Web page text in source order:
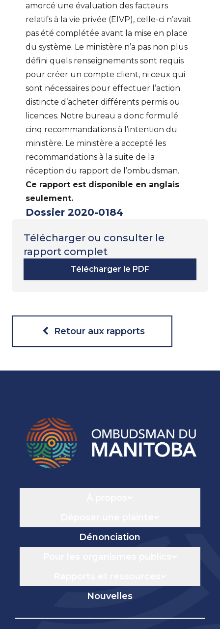
amorcé une évaluation des facteurs
relatifs à la vie privée (EIVP), celle-ci n’avait
pas été complétée avant la mise en place
du système. Le ministère n’a pas non plus
défini quels renseignements sont requis
pour créer un compte client, ni ceux qui
sont nécessaires pour effectuer l’action
distincte d’acheter différents permis ou
licences. Notre bureau a donc formulé
cinq recommandations à l’intention du
ministère. Le ministère a accepté les
recommandations à la suite de la
réception du rapport de l’ombudsman.
Ce rapport est disponible en anglais
seulement.
Dossier 2020-0184
Télécharger ou consulter le
rapport complet
Télécharger le PDF
Retour aux rapports
Dénonciation
Nouvelles